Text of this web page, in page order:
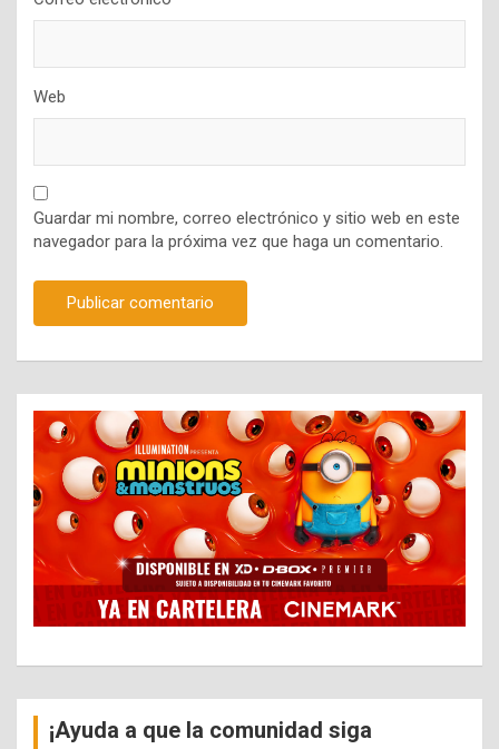
Web
Guardar mi nombre, correo electrónico y sitio web en este
navegador para la próxima vez que haga un comentario.
¡Ayuda a que la comunidad siga